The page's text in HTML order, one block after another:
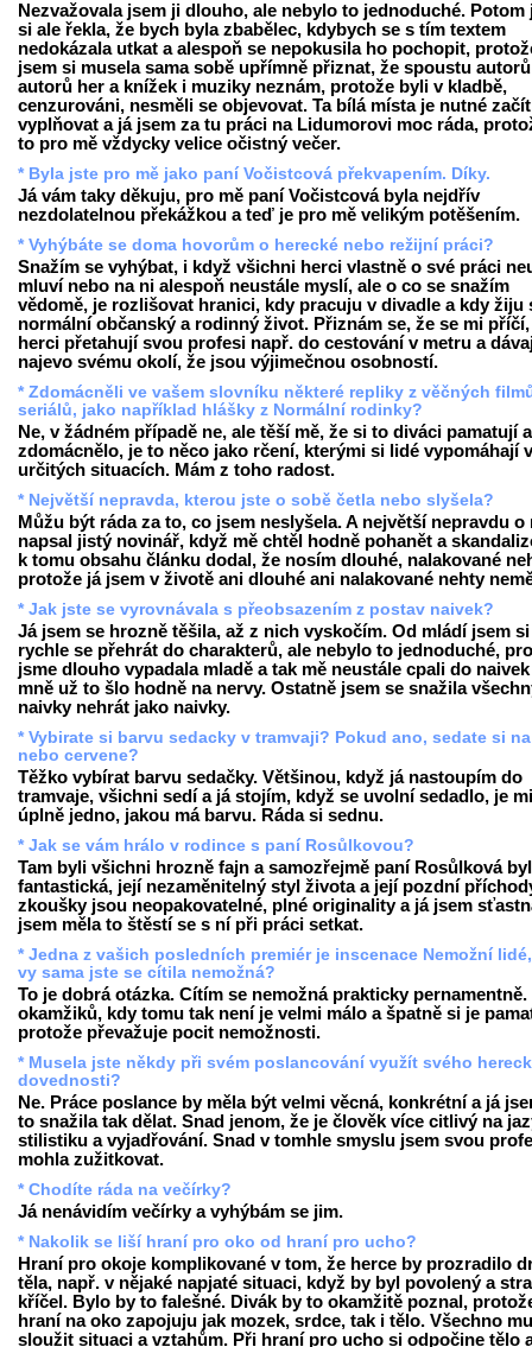
Nezvažovala jsem ji dlouho, ale nebylo to jednoduché. Potom
si ale řekla, že bych byla zbabělec, kdybych se s tím textem
nedokázala utkat a alespoň se nepokusila ho pochopit,
jsem si musela sama sobě upřímně přiznat, že spoustu
autorů her a knížek i muziky neznám, protože byli v kladbě,
cenzurováni, nesměli se objevovat. Ta bílá místa je nutné začít
vyplňovat a já jsem za tu práci na Lidumorovi moc ráda,
to pro mě vždycky velice očistný večer.
* Byla jste pro mě jako paní Vočistcová překvapením. Díky.
Já vám taky děkuju, pro mě paní Vočistcová byla nejdřív
nezdolatelnou překážkou a teď je pro mě velikým potěšením.
* Vyhýbáte se doma hovorům o herecké nebo režijní práci?
Snažím se vyhýbat, i když všichni herci vlastně o své práci
mluví nebo na ni alespoň neustále myslí, ale o co se snažím
vědomě, je rozlišovat hranici, kdy pracuju v divadle a kdy žiju
normální občanský a rodinný život. Přiznám se, že se mi
herci přetahují svou profesi např. do cestování v metru a
najevo svému okolí, že jsou výjimečnou osobností.
* Zdomácněli ve vašem slovníku některé repliky z věčných
seriálů, jako například hlášky z Normální rodinky?
Ne, v žádném případě ne, ale těší mě, že si to diváci pamatují
zdomácnělo, je to něco jako rčení, kterými si lidé vypomáhají v
určitých situacích. Mám z toho radost.
* Největší nepravda, kterou jste o sobě četla nebo slyšela?
Můžu být ráda za to, co jsem neslyšela. A největší nepravdu o
napsal jistý novinář, když mě chtěl hodně pohanět a
k tomu obsahu článku dodal, že nosím dlouhé, nalakované
protože já jsem v životě ani dlouhé ani nalakované nehty
* Jak jste se vyrovnávala s přeobsazením z postav naivek?
Já jsem se hrozně těšila, až z nich vyskočím. Od mládí jsem
rychle se přehrát do charakterů, ale nebylo to jednoduché,
jsme dlouho vypadala mladě a tak mě neustále cpali do naivek
mně už to šlo hodně na nervy. Ostatně jsem se snažila
naivky nehrát jako naivky.
* Vybirate si barvu sedacky v tramvaji? Pokud ano, sedate si
nebo cervene?
Těžko vybírat barvu sedačky. Většinou, když já nastoupím do
tramvaje, všichni sedí a já stojím, když se uvolní sedadlo, je mi
úplně jedno, jakou má barvu. Ráda si sednu.
* Jak se vám hrálo v rodince s paní Rosůlkovou?
Tam byli všichni hrozně fajn a samozřejmě paní Rosůlková
fantastická, její nezaměnitelný styl života a její pozdní
zkoušky jsou neopakovatelné, plné originality a já jsem
jsem měla to štěstí se s ní při práci setkat.
* Jedna z vašich posledních premiér je inscenace Nemožní
vy sama jste se cítila nemožná?
To je dobrá otázka. Cítím se nemožná prakticky pernamentně.
okamžiků, kdy tomu tak není je velmi málo a špatně si je
protože převažuje pocit nemožnosti.
* Musela jste někdy při svém poslancování využít svého
dovednosti?
Ne. Práce poslance by měla být velmi věcná, konkrétní a já
to snažila tak dělat. Snad jenom, že je člověk více citlivý na
stilistiku a vyjadřování. Snad v tomhle smyslu jsem svou
mohla zužitkovat.
* Chodíte ráda na večírky?
Já nenávidím večírky a vyhýbám se jim.
* Nakolik se liší hraní pro oko od hraní pro ucho?
Hraní pro okoje komplikované v tom, že herce by prozradilo
těla, např. v nějaké napjaté situaci, když by byl povolený a
kříčel. Bylo by to falešné. Divák by to okamžitě poznal,
hraní na oko zapojuju jak mozek, srdce, tak i tělo. Všechno
sloužit situaci a vztahům. Při hraní pro ucho si odpočine tělo